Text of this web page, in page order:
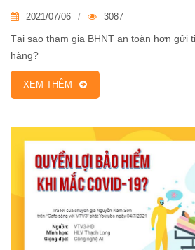
2021/07/06 3087
Tại sao tham gia BHNT an toàn hơn gửi
hàng?
XEM THÊM